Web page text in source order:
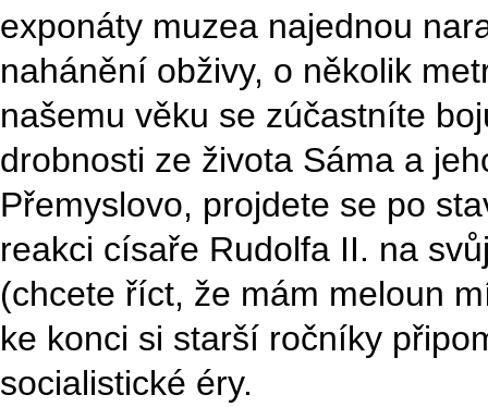
exponáty muzea najednou
nahánění obživy, o několik
našemu věku se zúčastníte
drobnosti ze života Sáma a
Přemyslovo, projdete se po
reakci císaře Rudolfa II. na
(chcete říct, že mám meloun
ke konci si starší ročníky
socialistické éry.